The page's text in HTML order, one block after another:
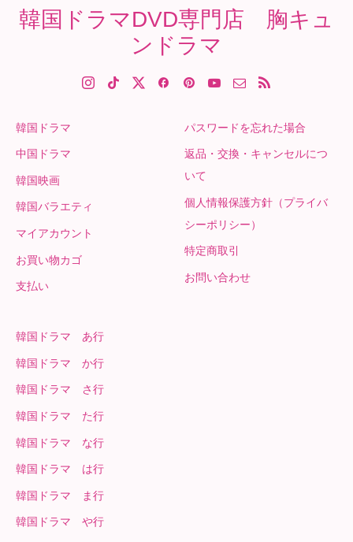
韓国ドラマDVD専門店 胸キュ
ンドラマ
韓国ドラマ
中国ドラマ
韓国映画
韓国バラエティ
マイアカウント
お買い物カゴ
支払い
パスワードを忘れた場合
返品・交換・キャンセルにつ
いて
個人情報保護方針（プライバ
シーポリシー）
特定商取引
お問い合わせ
韓国ドラマ あ行
韓国ドラマ か行
韓国ドラマ さ行
韓国ドラマ た行
韓国ドラマ な行
韓国ドラマ は行
韓国ドラマ ま行
韓国ドラマ や行